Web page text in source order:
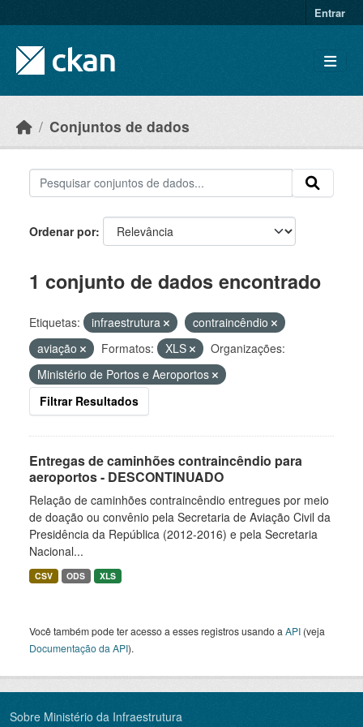
Entrar
Conjuntos de dados
Ordenar por
1 conjunto de dados encontrado
Etiquetas: infraestrutura
contraincêndio
aviação
Formatos: XLS
Organizações:
Ministério de Portos e Aeroportos
Filtrar Resultados
Entregas de caminhões contraincêndio para
aeroportos - DESCONTINUADO
Relação de caminhões contraincêndio entregues por meio
de doação ou convênio pela Secretaria de Aviação Civil da
Presidência da República (2012-2016) e pela Secretaria
Nacional...
CSV ODS XLS
Você também pode ter acesso a esses registros usando a API (veja
Documentação da API).
Sobre Ministério da Infraestrutura